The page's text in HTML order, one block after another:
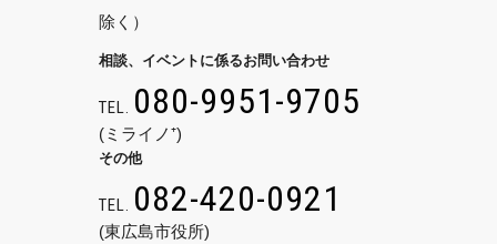
除く）
相談、イベントに係るお問い合わせ
TEL. 080-9951-9705
(ミライノ⁺)
その他
TEL. 082-420-0921
(東広島市役所)